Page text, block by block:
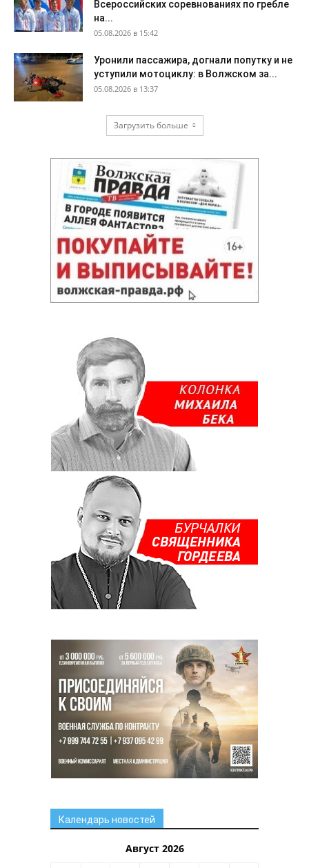
Всероссийских соревнованиях по гребле
на...
05.08.2026 в 15:42
Уронили пассажира, догнали попутку и не
уступили мотоциклу: в Волжском за...
05.08.2026 в 13:37
Загрузить больше
Календарь новостей
Август 2026